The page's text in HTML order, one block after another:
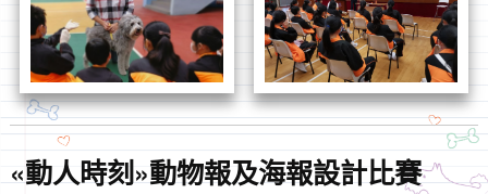
«動人時刻»動物報及海報設計比賽